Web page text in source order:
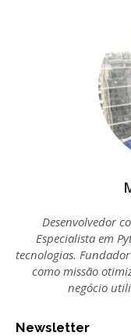
Desenvolvedor
Especialista em
tecnologias.
como missão
negócio
Newsletter